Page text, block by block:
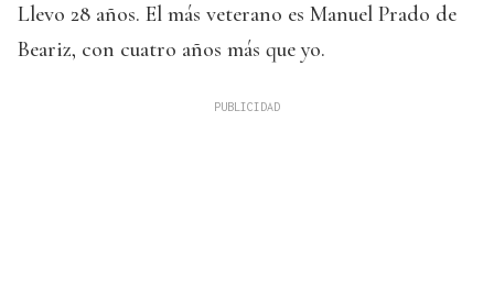
Llevo 28 años. El más veterano es Manuel Prado de
Beariz, con cuatro años más que yo.